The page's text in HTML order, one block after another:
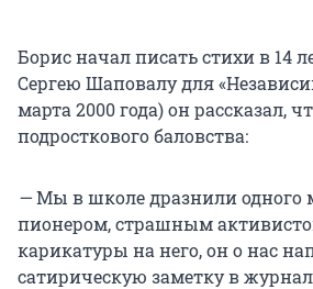
Борис начал писать стихи в 14
Сергею Шаповалу для
марта 2000 года) он рассказал,
подросткового баловства:
—Мы в школе дразнили одного
пионером, страшным
карикатуры на него, он о нас
сатирическую заметку в журнал